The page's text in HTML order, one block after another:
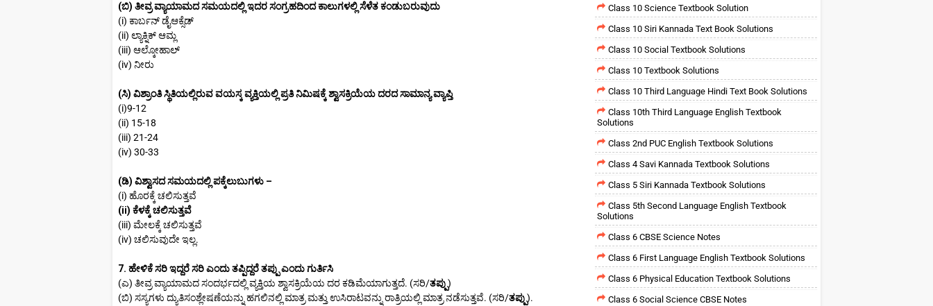
(ಬಿ) ತೀವ್ರ ವ್ಯಾಯಾಮದ ಸಮಯದಲ್ಲಿ ಇದರ ಸಂಗ್ರಹದಿಂದ ಕಾಲುಗಳಲ್ಲಿ ಸೆಳೆತ ಕಂಡುಬರುವುದು
(i) ಕಾರ್ಬನ್ ಡೈಆಕ್ಸೆಡ್
(ii) ಲ್ಯಾಕ್ನಿಕ್ ಆಮ್ಲ
(iii) ಆಲ್ಕೋಹಾಲ್
(iv) ನೀರು
(ಸಿ) ವಿಶ್ರಾಂತಿ ಸ್ಥಿತಿಯಲ್ಲಿರುವ ವಯಸ್ಕ ವ್ಯಕ್ತಿಯಲ್ಲಿ ಪ್ರತಿ ನಿಮಿಷಕ್ಕೆ ಶ್ವಾಸಕ್ರಿಯೆಯ ದರದ ಸಾಮಾನ್ಯ ವ್ಯಾಪ್ತಿ
(i)9-12
(ii) 15-18
(iii) 21-24
(iv) 30-33
(ಡಿ) ವಿಶ್ವಾಸದ ಸಮಯದಲ್ಲಿ ಪಕ್ಕೆಲುಬುಗಳು –
(i) ಹೊರಕ್ಕೆ ಚಲಿಸುತ್ತವೆ
(ii) ಕೆಳಕ್ಕೆ ಚಲಿಸುತ್ತವೆ
(iii) ಮೇಲಕ್ಕೆ ಚಲಿಸುತ್ತವೆ
(iv) ಚಲಿಸುವುದೇ ಇಲ್ಲ.
7. ಹೇಳಿಕೆ ಸರಿ ಇದ್ದರೆ ಸರಿ ಎಂದು ತಪ್ಪಿದ್ದರೆ ತಪ್ಪು ಎಂದು ಗುರ್ತಿಸಿ
(ಎ) ತೀವ್ರ ವ್ಯಾಯಾಮದ ಸಂದರ್ಭದಲ್ಲಿ ವ್ಯಕ್ತಿಯ ಶ್ವಾಸಕ್ರಿಯೆಯ ದರ ಕಡಿಮೆಯಾಗುತ್ತದೆ. (ಸರಿ/ತಪ್ಪು)
(ಬಿ) ಸಸ್ಯಗಳು ದ್ಯುತಿಸಂಶ್ಲೇಷಣೆಯನ್ನು ಹಗಲಿನಲ್ಲಿ ಮಾತ್ರ ಮತ್ತು ಉಸಿರಾಟವನ್ನು ರಾತ್ರಿಯಲ್ಲಿ ಮಾತ್ರ ನಡೆಸುತ್ತವೆ. (ಸರಿ/ತಪ್ಪು).
Class 10 Science Textbook Solution
Class 10 Siri Kannada Text Book Solutions
Class 10 Social Textbook Solutions
Class 10 Textbook Solutions
Class 10 Third Language Hindi Text Book Solutions
Class 10th Third Language English Textbook
Solutions
Class 2nd PUC English Textbook Solutions
Class 4 Savi Kannada Textbook Solutions
Class 5 Siri Kannada Textbook Solutions
Class 5th Second Language English Textbook
Solutions
Class 6 CBSE Science Notes
Class 6 First Language English Textbook Solutions
Class 6 Physical Education Textbook Solutions
Class 6 Social Science CBSE Notes